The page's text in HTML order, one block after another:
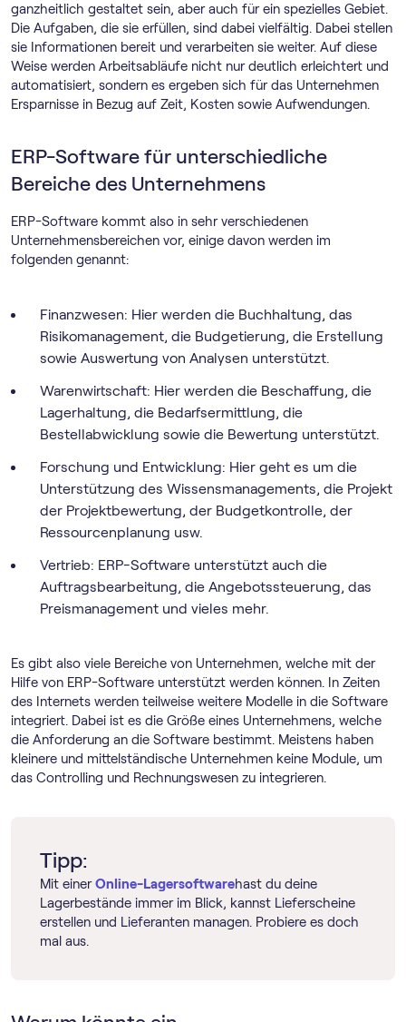
ganzheitlich gestaltet sein, aber auch für ein spezielles Gebiet.
Die Aufgaben, die sie erfüllen, sind dabei vielfältig. Dabei stellen
sie Informationen bereit und verarbeiten sie weiter. Auf diese
Weise werden Arbeitsabläufe nicht nur deutlich erleichtert und
automatisiert, sondern es ergeben sich für das Unternehmen
Ersparnisse in Bezug auf Zeit, Kosten sowie Aufwendungen.
ERP-Software für unterschiedliche
Bereiche des Unternehmens
ERP-Software kommt also in sehr verschiedenen
Unternehmensbereichen vor, einige davon werden im
folgenden genannt:
Finanzwesen: Hier werden die Buchhaltung, das
Risikomanagement, die Budgetierung, die Erstellung
sowie Auswertung von Analysen unterstützt.
Warenwirtschaft: Hier werden die Beschaffung, die
Lagerhaltung, die Bedarfsermittlung, die
Bestellabwicklung sowie die Bewertung unterstützt.
Forschung und Entwicklung: Hier geht es um die
Unterstützung des Wissensmanagements, die Projekt
der Projektbewertung, der Budgetkontrolle, der
Ressourcenplanung usw.
Vertrieb: ERP-Software unterstützt auch die
Auftragsbearbeitung, die Angebotssteuerung, das
Preismanagement und vieles mehr.
Es gibt also viele Bereiche von Unternehmen, welche mit der
Hilfe von ERP-Software unterstützt werden können. In Zeiten
des Internets werden teilweise weitere Modelle in die Software
integriert. Dabei ist es die Größe eines Unternehmens, welche
die Anforderung an die Software bestimmt. Meistens haben
kleinere und mittelständische Unternehmen keine Module, um
das Controlling und Rechnungswesen zu integrieren.
Tipp:
Mit einerOnline-Lagersoftwarehast du deine
Lagerbestände immer im Blick, kannst Lieferscheine
erstellen und Lieferanten managen. Probiere es doch
mal aus.